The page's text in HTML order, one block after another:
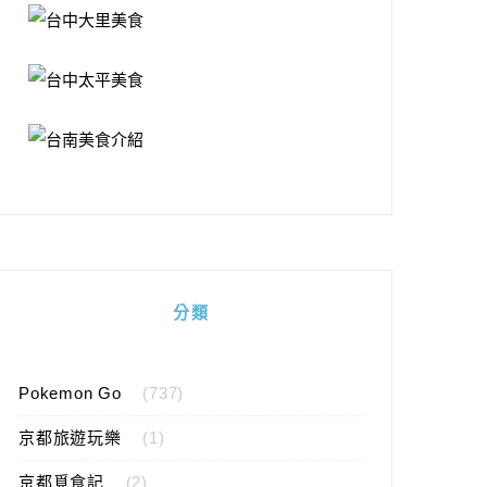
分類
Pokemon Go (737)
京都旅遊玩樂 (1)
京都覓食記 (2)